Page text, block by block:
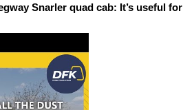
Snarler quad cab: It’s useful for